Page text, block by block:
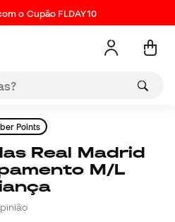
o Cupão FLDAY10
Points
M/L